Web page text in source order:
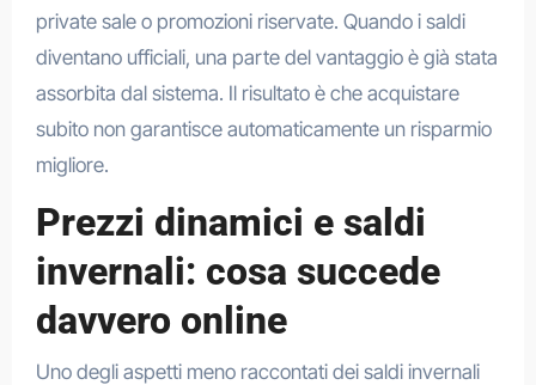
private sale o promozioni riservate. Quando i saldi
diventano ufficiali, una parte del vantaggio è già stata
assorbita dal sistema. Il risultato è che acquistare
subito non garantisce automaticamente un risparmio
migliore.
Prezzi dinamici e saldi
invernali: cosa succede
davvero online
Uno degli aspetti meno raccontati dei saldi invernali